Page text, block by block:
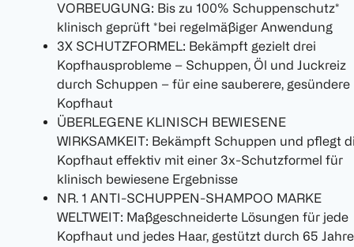
VORBEUGUNG: Bis zu 100% Schuppenschutz*
klinisch geprüft *bei regelmäßiger Anwendung
3X SCHUTZFORMEL: Bekämpft gezielt drei
Kopfhausprobleme – Schuppen, Öl und Juckreiz
durch Schuppen – für eine sauberere, gesündere
Kopfhaut
ÜBERLEGENE KLINISCH BEWIESENE
WIRKSAMKEIT: Bekämpft Schuppen und pflegt
Kopfhaut effektiv mit einer 3x-Schutzformel für
klinisch bewiesene Ergebnisse
NR. 1 ANTI-SCHUPPEN-SHAMPOO MARKE
WELTWEIT: Maßgeschneiderte Lösungen für jede
Kopfhaut und jedes Haar, gestützt durch 65 Jahre